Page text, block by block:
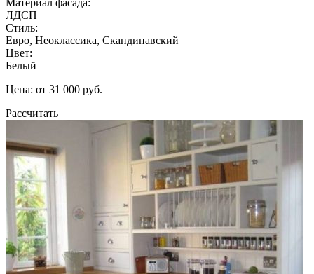
ЛДСП
Стиль:
Евро, Неоклассика, Скандинавский
Цвет:
Белый
Цена: от 31 000 руб.
Рассчитать